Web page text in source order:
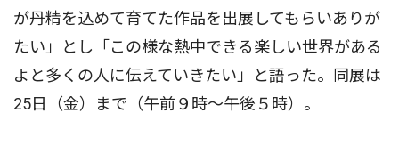
が丹精を込めて育てた作品を出展してもらいありが
たい」とし「この様な熱中できる楽しい世界がある
よと多くの人に伝えていきたい」と語った。同展は
25日（金）まで（午前９時〜午後５時）。